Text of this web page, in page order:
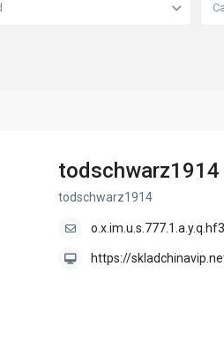
todschwarz1914
todschwarz1914
https://